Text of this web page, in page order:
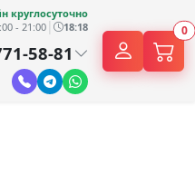
круглосуточно
- 21:00| 18:18
58-81
0